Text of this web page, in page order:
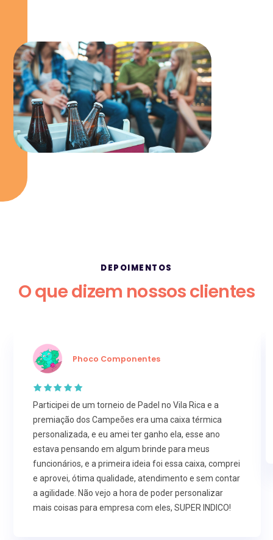
DEPOIMENTOS
O que dizem nossos clientes
Phoco Componentes
Participei de um torneio de Padel no Vila Rica e a
premiação dos Campeões era uma caixa térmica
personalizada, e eu amei ter ganho ela, esse ano
estava pensando em algum brinde para meus
funcionários, e a primeira ideia foi essa caixa, comprei
e aprovei, ótima qualidade, atendimento e sem contar
a agilidade. Não vejo a hora de poder personalizar
mais coisas para empresa com eles, SUPER INDICO!